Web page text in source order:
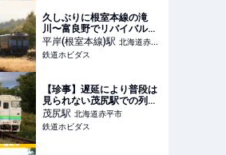
久しぶりに根室本線の滝
川〜富良野でリバイバル急
行色のキハ40 1747が運用
に！ | 鉄道ホビダス
平岸(根室本線)駅 北海道赤平
市
鉄道ホビダス
【珍事】遅延により普段は
見られない茂尻駅での列車
交換【根室本線】 | 鉄道ホ
ビダス
茂尻駅 北海道赤平市
鉄道ホビダス